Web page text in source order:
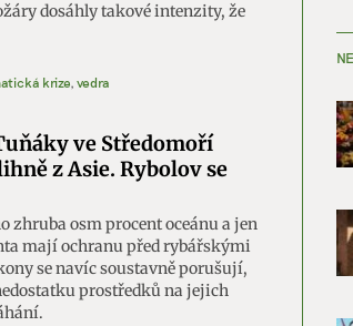
dosáhly takové intenzity, že
krize, vedra
ve Středomoří
z Asie. Rybolov se
zhruba osm procent oceánu a jen
mají ochranu před rybářskými
se navíc soustavně porušují,
prostředků na jejich